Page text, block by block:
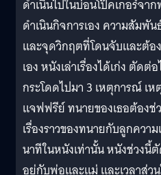
ดำเนินไปในบ่อนโป๊คเกอร์จา
ดำเนินกิจการเอง ความสัมพั
และจุดวิกฤตที่โดนจับและต้อ
เอง หนังเล่าเรื่องได้เก่ง ตัด
กระโดดไปมา 3 เหตุการณ์ เ
แจฟฟรีย์ ทนายของเธอต้อง
เรื่องราวของทนายกับลูกควา
นาทีในหนังเท่านั้น หนังช่วงนี้
อยู่กับพ่อและแม่ และเวลาส่ว